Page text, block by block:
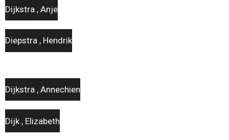
Dijkstra , Anje
Diepstra , Hendrik
Dijkstra , Annechien
Dijk , Elizabeth